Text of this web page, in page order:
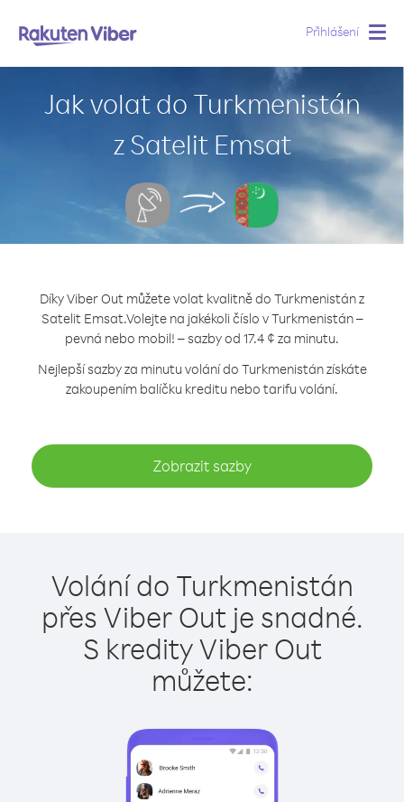
Přihlášení
Jak volat do Turkmenistán
z Satelit Emsat
Díky Viber Out můžete volat kvalitně do Turkmenistán z
Satelit Emsat.Volejte na jakékoli číslo v Turkmenistán –
pevná nebo mobil! – sazby od 17.4 ¢ za minutu.
Nejlepší sazby za minutu volání do Turkmenistán získáte
zakoupením balíčku kreditu nebo tarifu volání.
Zobrazit sazby
Volání do Turkmenistán
přes Viber Out je snadné.
S kredity Viber Out
můžete: